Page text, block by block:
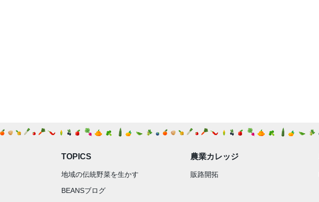
TOPICS
地域の伝統野菜を生かす
BEANSブログ
農業カレッジ
販路開拓